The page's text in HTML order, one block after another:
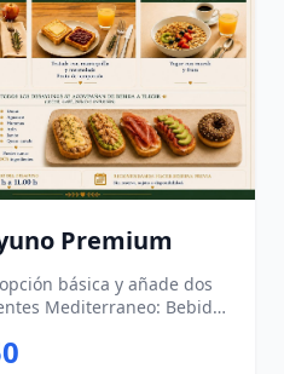
Premium
básica y añade dos
Bebida
Tradicional: Bebisa +